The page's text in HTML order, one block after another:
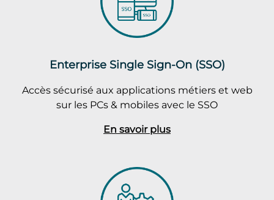
Enterprise Single Sign-On (SSO)
Accès sécurisé aux applications métiers et web
sur les PCs & mobiles avec le SSO
En savoir plus